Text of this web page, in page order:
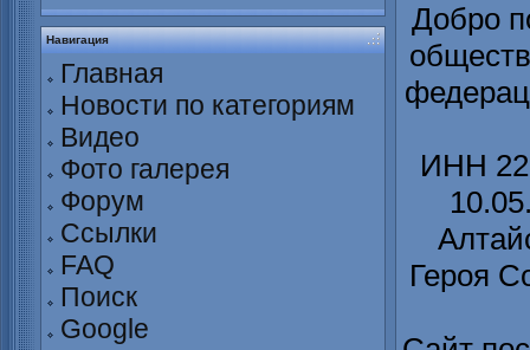
Навигация
Главная
Новости по категориям
Видео
Фото галерея
Форум
Ссылки
FAQ
Поиск
Google
Добро
ИНН
Героя